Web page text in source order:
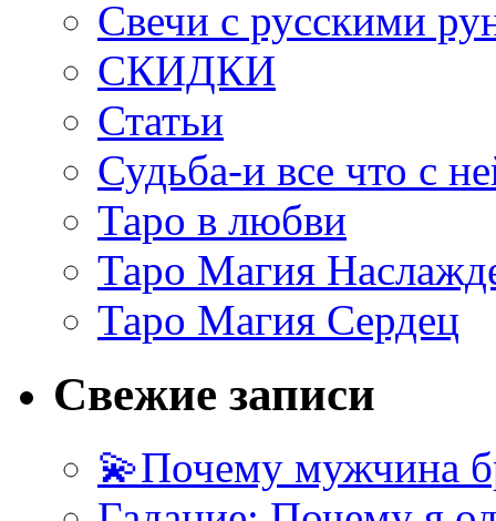
Свечи с русскими
СКИДКИ
Статьи
Судьба-и все что с
Таро в любви
Таро Магия
Таро Магия Сердец
Свежие записи
💫Почему мужчина